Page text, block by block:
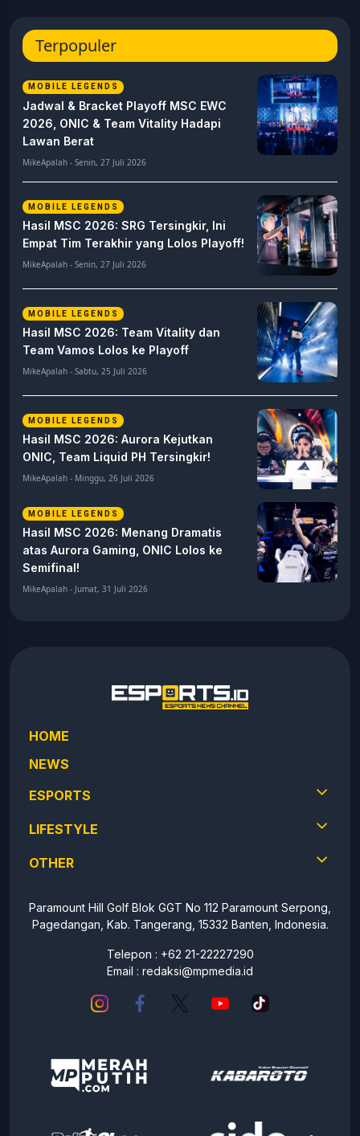
Terpopuler
MOBILE LEGENDS
Jadwal & Bracket Playoff MSC EWC
2026, ONIC & Team Vitality Hadapi
Lawan Berat
MikeApalah - Senin, 27 Juli 2026
MOBILE LEGENDS
Hasil MSC 2026: SRG Tersingkir, Ini
Empat Tim Terakhir yang Lolos Playoff!
MikeApalah - Senin, 27 Juli 2026
MOBILE LEGENDS
Hasil MSC 2026: Team Vitality dan
Team Vamos Lolos ke Playoff
MikeApalah - Sabtu, 25 Juli 2026
MOBILE LEGENDS
Hasil MSC 2026: Aurora Kejutkan
ONIC, Team Liquid PH Tersingkir!
MikeApalah - Minggu, 26 Juli 2026
MOBILE LEGENDS
Hasil MSC 2026: Menang Dramatis
atas Aurora Gaming, ONIC Lolos ke
Semifinal!
MikeApalah - Jumat, 31 Juli 2026
HOME
NEWS
ESPORTS
LIFESTYLE
OTHER
Paramount Hill Golf Blok GGT No 112 Paramount Serpong,
Pagedangan, Kab. Tangerang, 15332 Banten, Indonesia.
Telepon : +62 21-22227290
Email : redaksi@mpmedia.id